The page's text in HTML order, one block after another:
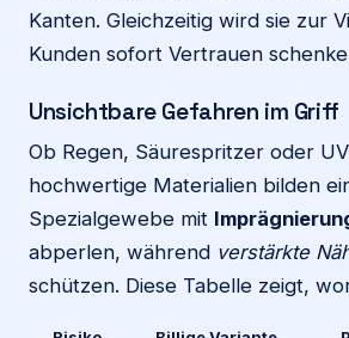
Kanten. Gleichzeitig wird sie zur
Kunden sofort Vertrauen
Unsichtbare Gefahren im Griff
Ob Regen, Säurespritzer oder
hochwertige Materialien bilden
Spezialgewebe mit
abperlen, während verstärkte
schützen. Diese Tabelle zeigt,